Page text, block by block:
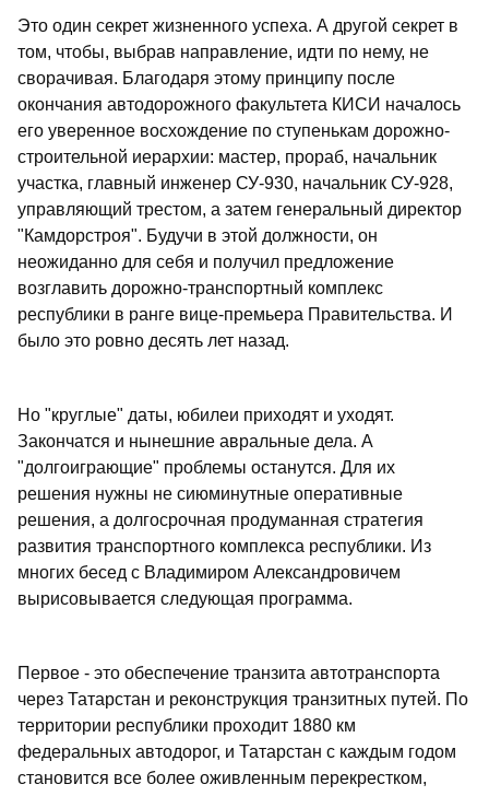
Это один секрет жизненного успеха. А другой секрет в
том, чтобы, выбрав направление, идти по нему, не
сворачивая. Благодаря этому принципу после
окончания автодорожного факультета КИСИ началось
его уверенное восхождение по ступенькам дорожно-
строительной иерархии: мастер, прораб, начальник
участка, главный инженер СУ-930, начальник СУ-928,
управляющий трестом, а затем генеральный директор
"Камдорстроя". Будучи в этой должности, он
неожиданно для себя и получил предложение
возглавить дорожно-транспортный комплекс
республики в ранге вице-премьера Правительства. И
было это ровно десять лет назад.
Но "круглые" даты, юбилеи приходят и уходят.
Закончатся и нынешние авральные дела. А
"долгоиграющие" проблемы останутся. Для их
решения нужны не сиюминутные оперативные
решения, а долгосрочная продуманная стратегия
развития транспортного комплекса республики. Из
многих бесед с Владимиром Александровичем
вырисовывается следующая программа.
Первое - это обеспечение транзита автотранспорта
через Татарстан и реконструкция транзитных путей. По
территории республики проходит 1880 км
федеральных автодорог, и Татарстан с каждым годом
становится все более оживленным перекрестком,